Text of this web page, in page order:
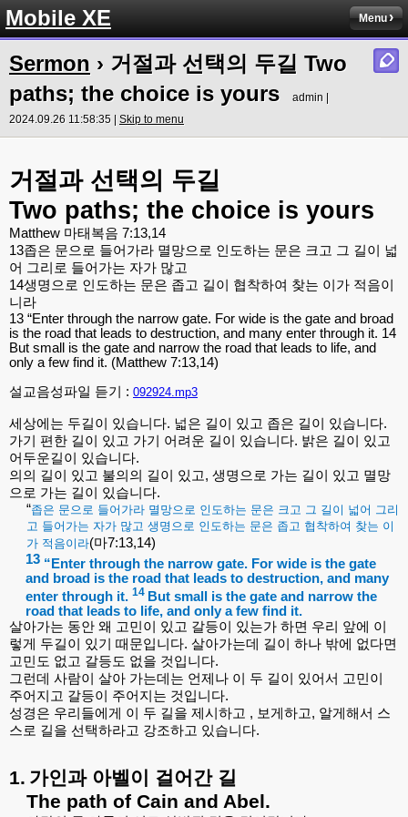
Mobile XE Menu
Sermon › 거절과 선택의 두길 Two
paths; the choice is yours
admin |
2024.09.26 11:58:35 | Skip to menu
거절과 선택의 두길
Two paths; the choice is yours
Matthew 마태복음 7:13,14
13좁은 문으로 들어가라 멸망으로 인도하는 문은 크고 그 길이
넓
어 그리로 들어가는 자가 많고
14생명으로 인도하는 문은 좁고 길이 협착하여 찾는 이가 적음이
니라
13 “Enter through the narrow gate. For wide is the gate and broad
is the road that leads to destruction, and many enter through it. 14
But small is the gate and narrow the road that leads to life, and
only a few find it. (Matthew 7:13,14)
설교음성파일 듣기 : 092924.mp3
세상에는 두길이 있습니다. 넓은 길이 있고 좁은 길이 있습니다.
가기
편한 길이 있고 가기 어려운 길이 있습니다. 밝은 길이
있고
어두운길이
있습니다.
의의 길이 있고 불의의 길이 있고, 생명으로 가는 길이 있고 멸망
으로 가는 길이 있습니다.
“좁은 문으로 들어가라 멸망으로 인도하는 문은 크고 그 길이 넓어 그리
고 들어가는 자가 많고 생명으로 인도하는 문은 좁고 협착하여 찾는 이
가 적음이라(마7:13,14)
13 “Enter through the narrow gate. For wide is the gate
and broad is the road that leads to destruction, and many
enter through it. 14 But small is the gate and narrow the
road that leads to life, and only a few find it.
살아가는 동안 왜 고민이 있고 갈등이 있는가 하면 우리 앞에
이
렇게
두길이 있기 때문입니다. 살아가는데 길이 하나 밖에
없다면
고민도 없고 갈등도 없을 것입니다.
그런데
사람이 살아 가는데는 언제나 이 두 길이 있어서 고민이
주어지고 갈등이 주어지는 것입니다.
성경은 우리들에게 이 두 길을 제시하고 , 보게하고, 알게해서 스
스로 길을 선택하라고 강조하고 있습니다.
1. 가인과 아벨이 걸어간 길
The path of Cain and Abel.